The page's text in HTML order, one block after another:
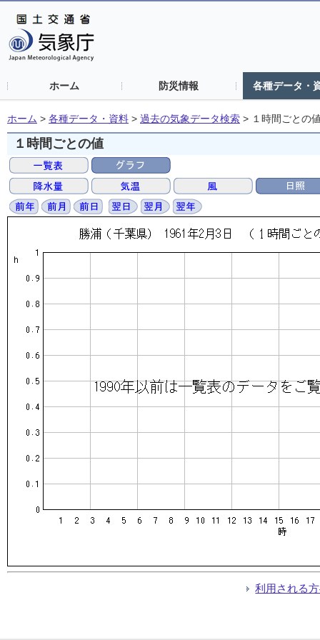
ホーム 防災情報 各種データ・
ホーム > 各種データ・資料 > 過去の気象データ検索 > １時間ごとの
１時間ごとの値
利用される